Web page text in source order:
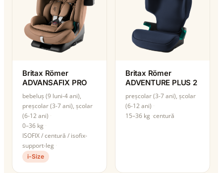
Britax Römer
ADVANSAFIX PRO
bebeluș (9 luni-4 ani),
preșcolar (3-7 ani), școlar
(6-12 ani)
0–36 kg
ISOFIX / centură / isofix-
support-leg
i-Size
Britax Römer
ADVENTURE PLUS 2
preșcolar (3-7 ani), școlar
(6-12 ani)
15–36 kg centură